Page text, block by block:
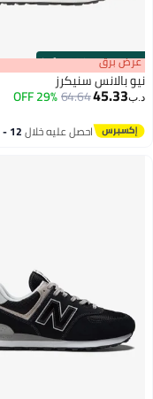
00m:00s
·
100% Left عرض برق
نيو بالانس سنيكرز
د.ب‏45.33
64.64
29% OFF
احصل عليه خلال